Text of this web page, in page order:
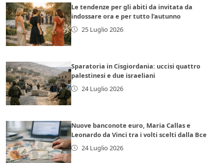
Le tendenze per gli abiti da invitata da
indossare ora e per tutto l’autunno
25 Luglio 2026
Sparatoria in Cisgiordania: uccisi quattro
palestinesi e due israeliani
24 Luglio 2026
Nuove banconote euro, Maria Callas e
Leonardo da Vinci tra i volti scelti dalla Bce
24 Luglio 2026